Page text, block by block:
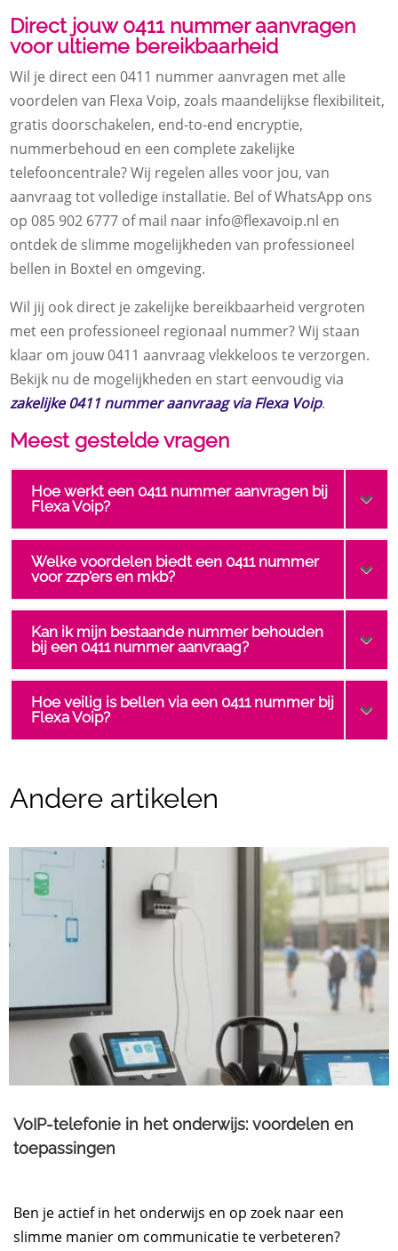
Direct jouw 0411 nummer aanvragen
voor ultieme bereikbaarheid
Wil je direct een 0411 nummer aanvragen met alle
voordelen van Flexa Voip, zoals maandelijkse flexibiliteit,
gratis doorschakelen, end-to-end encryptie,
nummerbehoud en een complete zakelijke
telefooncentrale? Wij regelen alles voor jou, van
aanvraag tot volledige installatie. Bel of WhatsApp ons
op 085 902 6777 of mail naar info@flexavoip.nl en
ontdek de slimme mogelijkheden van professioneel
bellen in Boxtel en omgeving.
Wil jij ook direct je zakelijke bereikbaarheid vergroten
met een professioneel regionaal nummer? Wij staan
klaar om jouw 0411 aanvraag vlekkeloos te verzorgen.
Bekijk nu de mogelijkheden en start eenvoudig via
zakelijke 0411 nummer aanvraag via Flexa Voip.
Meest gestelde vragen
Hoe werkt een 0411 nummer aanvragen bij
Flexa Voip?
Welke voordelen biedt een 0411 nummer
voor zzp'ers en mkb?
Kan ik mijn bestaande nummer behouden
bij een 0411 nummer aanvraag?
Hoe veilig is bellen via een 0411 nummer bij
Flexa Voip?
Andere artikelen
VoIP-telefonie in het onderwijs: voordelen en
toepassingen
Ben je actief in het onderwijs en op zoek naar een
slimme manier om communicatie te verbeteren?